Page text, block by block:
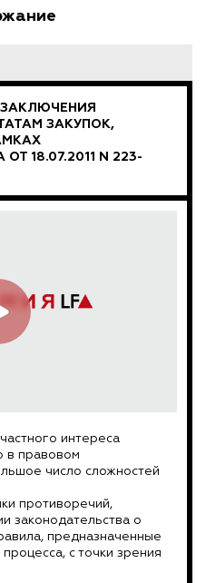
ЗАКУПОК,
18.07.2011 N 223-
интереса
в правовом
число сложностей
противоречий,
законодательства о
предназначенные
с точки зрения